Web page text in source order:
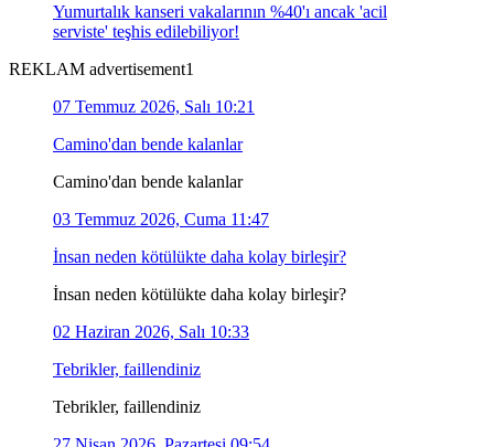
Yumurtalık kanseri vakalarının %40'ı ancak 'acil
serviste' teşhis edilebiliyor!
REKLAM advertisement1
07 Temmuz 2026, Salı 10:21
Camino'dan bende kalanlar
Camino'dan bende kalanlar
03 Temmuz 2026, Cuma 11:47
İnsan neden kötülükte daha kolay birleşir?
İnsan neden kötülükte daha kolay birleşir?
02 Haziran 2026, Salı 10:33
Tebrikler, faillendiniz
Tebrikler, faillendiniz